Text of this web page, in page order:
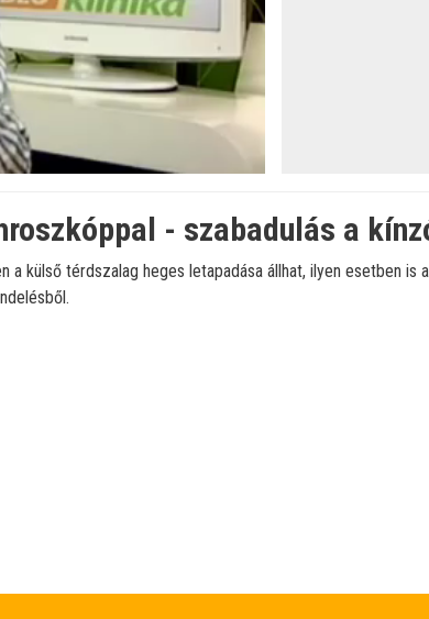
- szabadulás a
a külső térdszalag heges letapadása állhat, ilyen esetben